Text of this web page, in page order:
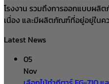
โรงงาน รวมถึงการออกแบบผลิ
เนื่อง และมีผลิตภัณฑ์ที่อยู่อยู่ในค
Latest News
05
Nov